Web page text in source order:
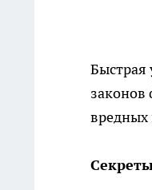
Быстрая
законов
вредных